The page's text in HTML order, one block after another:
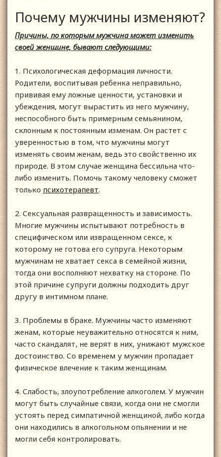
Почему мужчины изменяют?
Причины, по которым мужчина может изменить
своей женщине, бывают следующими:
1. Психологическая деформация личности.
Родители, воспитывая ребенка неправильно,
прививая ему ложные ценности, установки и
убеждения, могут вырастить из него мужчину,
неспособного быть примерным семьянином,
склонным к постоянным изменам. Он растет с
уверенностью в том, что мужчины могут
изменять своим женам, ведь это свойственно их
природе. В этом случае женщина бессильна что-
либо изменить. Помочь такому человеку сможет
только психотерапевт.
2. Сексуальная развращенность и зависимость.
Многие мужчины испытывают потребность в
специфическом или извращенном сексе, к
которому не готова его супруга. Некоторым
мужчинам не хватает секса в семейной жизни,
тогда они восполняют нехватку на стороне. По
этой причине супруги должны подходить друг
другу в интимном плане.
3. Проблемы в браке. Мужчины часто изменяют
женам, которые неуважительно относятся к ним,
часто скандалят, не верят в них, унижают мужское
достоинство. Со временем у мужчин пропадает
физическое влечение к таким женщинам.
4. Слабость, злоупотребление алкоголем. У мужчин
могут быть случайные связи, когда они не смогли
устоять перед симпатичной женщиной, либо когда
они находились в алкогольном опьянении и не
могли себя контролировать.